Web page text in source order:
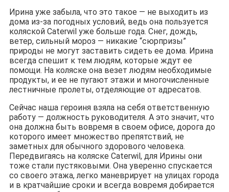
Ирина уже забыла, что это такое — не выходить из
дома из-за погодных условий, ведь она пользуется
коляской Caterwil уже больше года. Снег, дождь,
ветер, сильный мороз — никакие “сюрпризы”
природы не могут заставить сидеть ее дома. Ирина
всегда спешит к тем людям, которые ждут ее
помощи. На коляске она везет людям необходимые
продукты, и ее не пугают этажи и многочисленные
лестничные пролеты, отделяющие от адресатов.
Сейчас наша героиня взяла на себя ответственную
работу — должность руководителя. А это значит, что
она должна быть вовремя в своем офисе, дорога до
которого имеет множество препятствий, не
заметных для обычного здорового человека.
Передвигаясь на коляске Caterwil, для Ирины они
тоже стали пустяковыми. Она уверенно спускается
со своего этажа, легко маневрирует на улицах города
и в кратчайшие сроки и всегда вовремя добирается